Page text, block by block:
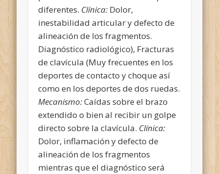
diferentes. Clínica: Dolor,
inestabilidad articular y defecto de
alineación de los fragmentos.
Diagnóstico radiológico), Fracturas
de clavícula (Muy frecuentes en los
deportes de contacto y choque así
como en los deportes de dos ruedas.
Mecanismo:Caídas sobre el brazo
extendido o bien al recibir un golpe
directo sobre la clavícula. Clínica:
Dolor, inflamación y defecto de
alineación de los fragmentos
mientras que el diagnóstico será